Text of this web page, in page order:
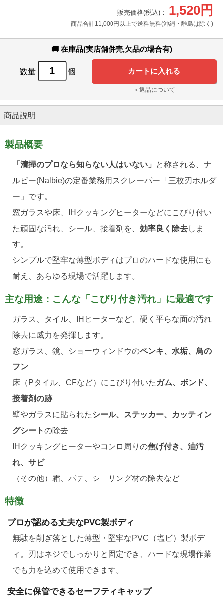
販売価格(税込)： 1,520円
商品合計11,000円以上で送料無料(沖縄・離島は除く)
🚚 在庫品(実店舗併売,欠品の場合有)
数量 個
＞返品について
商品説明
製品概要
「清掃のプロなら知らない人はいない」
と称される、ナ
ルビー(Nalbie)の定番業務用スクレーパー「三枚刃ホルダ
ー」です。
窓ガラスや床、IHクッキングヒーターなどにこびり付い
た頑固な汚れ、シール、接着剤を、 効率良く除去しま
す。
シンプルで堅牢な薄型ボディはプロのハードな使用にも
耐え、あらゆる現場で活躍します。
主な用途：こんな「こびり付き汚れ」に最適です
ガラス、タイル、IHヒーターなど、硬く平らな面の汚れ
除去に威力を発揮します。
窓ガラス、鏡、ショーウィンドウのペンキ、水垢、鳥の
フン
床（Pタイル、CFなど）にこびり付いた ガム、ボンド、
接着剤の跡
壁やガラスに貼られたシール、ステッカー、カッティン
グシートの除去
IHクッキングヒーターやコンロ周りの焦げ付き、油汚
れ、サビ
（その他）霜、パテ、シーリング材の除去など
特徴
プロが認める丈夫なPVC製ボディ
無駄を削ぎ落とした薄型・堅牢なPVC（塩ビ）製ボデ
ィ。刃はネジでしっかりと固定でき、ハードな現場作業
でも力を込めて使用できます。
安全に保管できるセーフティキャップ